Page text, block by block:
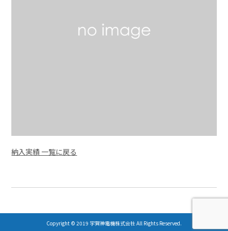
納入実績 一覧に戻る
Copyright © 2019 宇賀神電機株式会社 All Rights Reserved.